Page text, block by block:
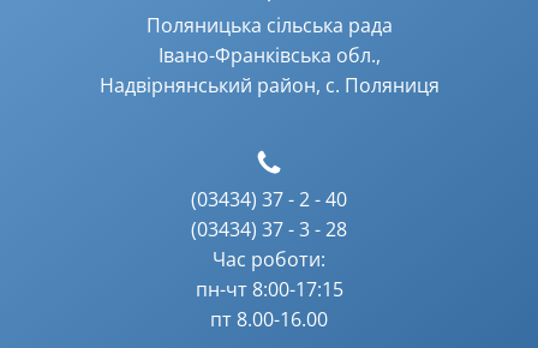
Поляницька сільська рада
Івано-Франківська обл.,
Надвірнянський район, с. Поляниця
(03434) 37 - 2 - 40
(03434) 37 - 3 - 28
Час роботи:
пн-чт 8:00-17:15
пт 8.00-16.00